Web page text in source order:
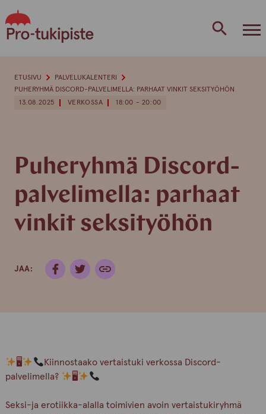
to
content
13.08.2025 VERKOSSA 18:00 - 20:00
Puheryhmä Discord-
palvelimella: parhaat
vinkit seksityöhön
JAA:
ETUSIVU
PALVELUKALENTERI
PUHERYHMÄ DISCORD-PALVELIMELLA: PARHAAT VINKIT SEKSITYÖHÖN
🖥
Kiinnostaako vertaistuki verkossa Discord-
palvelimella?
🖥
Seksi-ja erotiikka-alalla toimivien avoin vertaistukiryhmä